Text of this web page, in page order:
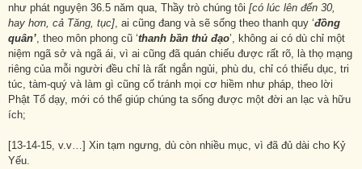
như phát nguyện 36.5 năm qua, Thầy trò chúng tôi [có lúc lên đến 30,
hay hơn, cả Tăng, tục], ai cũng đang và sẽ sống theo thanh quy ‘đồng
quân’, theo môn phong cũ ‘thanh bần thủ đạo’, không ai có dù chỉ một
niệm ngã sở và ngã ái, vì ai cũng đã quán chiếu được rất rõ, là thọ mạng
riêng của mỗi người đều chỉ là rất ngắn ngủi, phù du, chỉ có thiểu dục, tri
túc, tàm-quý và làm gì cũng cố tránh mọi cơ hiềm như pháp, theo lời
Phật Tổ dạy, mới có thể giúp chúng ta sống được một đời an lạc và hữu
ích;
[13-14-15, v.v…] Xin tạm ngưng, dù còn nhiều mục, vì đã đủ dài cho Kỷ
Yếu.